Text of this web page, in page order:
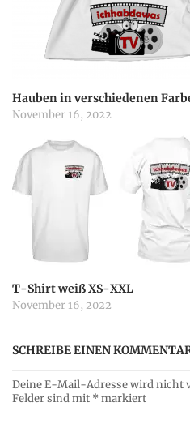
Hauben in verschiedenen
November 16, 2022
T-Shirt weiß XS-XXL
November 16, 2022
SCHREIBE EINEN
Deine E-Mail-Adresse wird nicht
Felder sind mit * markiert